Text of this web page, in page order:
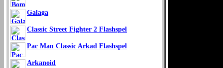
Galaga
Classic Street Fighter 2 Flashspel
Pac Man Classic Arkad Flashspel
Arkanoid